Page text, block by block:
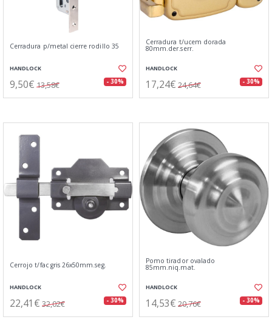
Cerradura p/metal cierre rodillo 35
HANDLOCK
9,50€ 13,58€ - 30%
Cerradura t/ucem dorada
80mm.der.serr.
HANDLOCK
17,24€ 24,64€ - 30%
Cerrojo t/fac gris 26x50mm.seg.
HANDLOCK
22,41€ 32,02€ - 30%
Pomo tirador ovalado
85mm.niq.mat.
HANDLOCK
14,53€ 20,76€ - 30%